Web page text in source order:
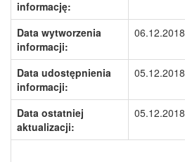
informację:
Data wytworzenia
informacji:
06.12.2018
Data udostępnienia
informacji:
Data ostatniej
aktualizacji: